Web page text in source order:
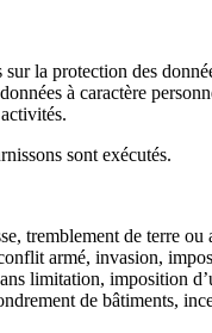
la protection des
à caractère
sont exécutés.
tremblement de terre
armé, invasion,
limitation, imposition
de bâtiments,